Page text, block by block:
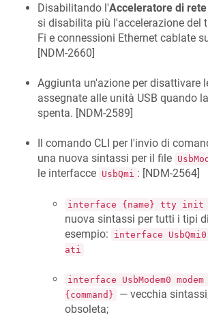
Disabilitando l'Acceleratore di
si disabilita più l'accelerazione del
Fi e connessioni Ethernet cablate
[NDM-2660]
Aggiunta un'azione per disattivare
assegnate alle unità USB quando
spenta. [NDM-2589]
Il comando CLI per l'invio di
una nuova sintassi per il file
le interfacce UsbQmi : [NDM-2564]
interface {name} tty init
nuova sintassi per tutti i tipi
esempio:
interface
ati
interface UsbModem0
{command}
— vecchia
obsoleta;